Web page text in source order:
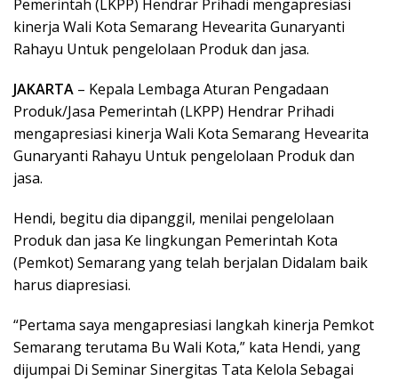
Pemerintah (LKPP) Hendrar Prihadi mengapresiasi
kinerja Wali Kota Semarang Hevearita Gunaryanti
Rahayu Untuk pengelolaan Produk dan jasa.
JAKARTA – Kepala Lembaga Aturan Pengadaan
Produk/Jasa Pemerintah (LKPP) Hendrar Prihadi
mengapresiasi kinerja Wali Kota Semarang Hevearita
Gunaryanti Rahayu Untuk pengelolaan Produk dan
jasa.
Hendi, begitu dia dipanggil, menilai pengelolaan
Produk dan jasa Ke lingkungan Pemerintah Kota
(Pemkot) Semarang yang telah berjalan Didalam baik
harus diapresiasi.
“Pertama saya mengapresiasi langkah kinerja Pemkot
Semarang terutama Bu Wali Kota,” kata Hendi, yang
dijumpai Di Seminar Sinergitas Tata Kelola Sebagai